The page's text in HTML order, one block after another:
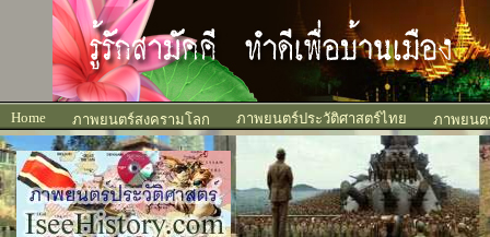
Home ภาพยนตร์สงครามโลก ภาพยนตร์ประวัติศาสตร์ไทย ภาพยนต